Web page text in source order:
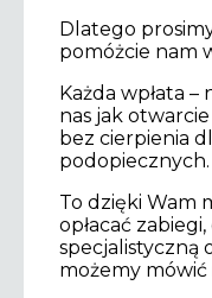
Dlatego
pomóżcie nam
Każda wpłata
nas jak
bez cierpienia
podopiecznych.
To dzięki Wam
opłacać
specjalistyczną
możemy mówić